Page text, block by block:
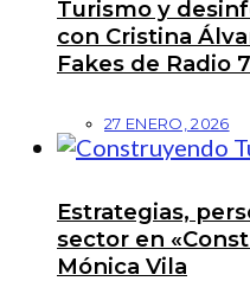
Turismo y
con Cristina
Fakes de Radio 7
27 ENERO, 2026
Estrategias,
sector en
Mónica Vila